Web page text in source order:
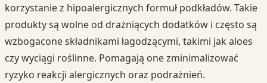
korzystanie z hipoalergicznych formuł podkładów. Takie
produkty są wolne od drażniących dodatków i często są
wzbogacone składnikami łagodzącymi, takimi jak aloes
czy wyciągi roślinne. Pomagają one zminimalizować
ryzyko reakcji alergicznych oraz podrażnień.